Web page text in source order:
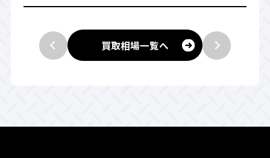
買取相場一覧へ